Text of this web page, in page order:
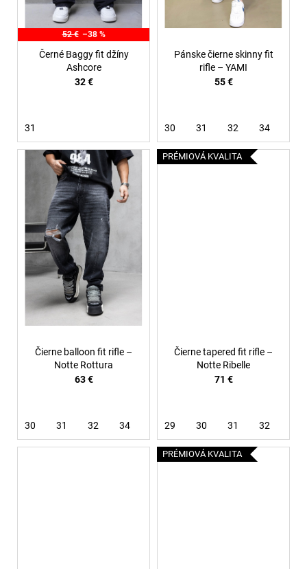
k
52 € –38 %
Černé Baggy fit džíny
Ashcore
32 €
31
Pánske čierne skinny fit
rifle – YAMI
55 €
30 31 32 34
Čierne balloon fit rifle –
Notte Rottura
63 €
30 31 32 34
PRÉMIOVÁ KVALITA
Čierne tapered fit rifle –
Notte Ribelle
71 €
29 30 31 32
PRÉMIOVÁ KVALITA